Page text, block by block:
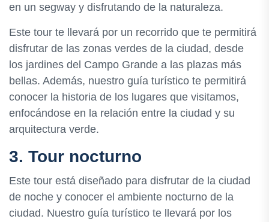
en un segway y disfrutando de la naturaleza.
Este tour te llevará por un recorrido que te permitirá
disfrutar de las zonas verdes de la ciudad, desde
los jardines del Campo Grande a las plazas más
bellas. Además, nuestro guía turístico te permitirá
conocer la historia de los lugares que visitamos,
enfocándose en la relación entre la ciudad y su
arquitectura verde.
3. Tour nocturno
Este tour está diseñado para disfrutar de la ciudad
de noche y conocer el ambiente nocturno de la
ciudad. Nuestro guía turístico te llevará por los